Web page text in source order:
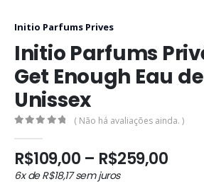
Initio Parfums Prives
Initio Parfums
Get Enough Eau
Unissex
( Não há avaliações ainda. )
R$109,00 – R$259,00Faixa
6x deR$18,17sem juros